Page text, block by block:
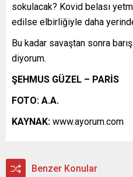
sokulacak? Kovid belası
edilse elbirliğiyle daha
Bu kadar savaştan sonra
diyorum.
ŞEHMUS GÜZEL – PARİS
FOTO: A.A.
KAYNAK: www.ayorum.com
Benzer Konular